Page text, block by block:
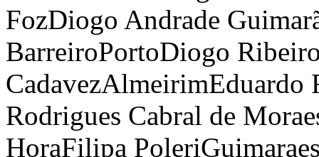
FozDiogo Andrade
BarreiroPortoDiogo
CadavezAlmeirimEduardo
Rodrigues Cabral de
HoraFilipa Poleri